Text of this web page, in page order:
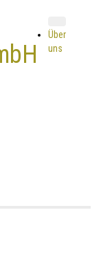
Über
uns